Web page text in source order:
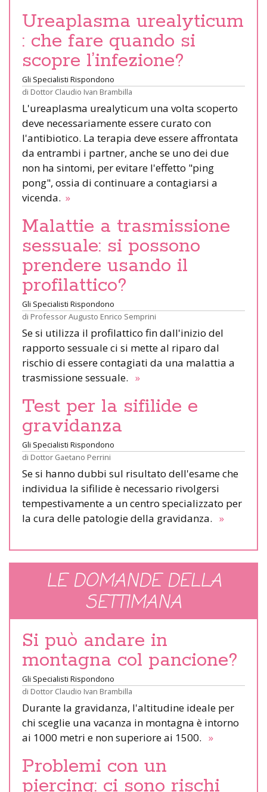
Ureaplasma urealyticum
: che fare quando si
scopre l’infezione?
Gli Specialisti Rispondono
di Dottor Claudio Ivan Brambilla
L'ureaplasma urealyticum una volta scoperto
deve necessariamente essere curato con
l'antibiotico. La terapia deve essere affrontata
da entrambi i partner, anche se uno dei due
non ha sintomi, per evitare l'effetto "ping
pong", ossia di continuare a contagiarsi a
vicenda. »
Malattie a trasmissione
sessuale: si possono
prendere usando il
profilattico?
Gli Specialisti Rispondono
di Professor Augusto Enrico Semprini
Se si utilizza il profilattico fin dall'inizio del
rapporto sessuale ci si mette al riparo dal
rischio di essere contagiati da una malattia a
trasmissione sessuale. »
Test per la sifilide e
gravidanza
Gli Specialisti Rispondono
di Dottor Gaetano Perrini
Se si hanno dubbi sul risultato dell'esame che
individua la sifilide è necessario rivolgersi
tempestivamente a un centro specializzato per
la cura delle patologie della gravidanza. »
LE DOMANDE DELLA
SETTIMANA
Si può andare in
montagna col pancione?
Gli Specialisti Rispondono
di Dottor Claudio Ivan Brambilla
Durante la gravidanza, l'altitudine ideale per
chi sceglie una vacanza in montagna è intorno
ai 1000 metri e non superiore ai 1500. »
Problemi con un
piercing: ci sono rischi